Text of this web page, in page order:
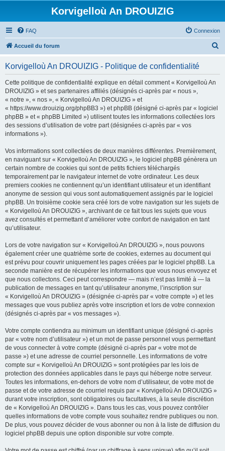
Korvigelloù An DROUIZIG
FAQ Connexion
Accueil du forum
Korvigelloù An DROUIZIG - Politique de confidentialité
Cette politique de confidentialité explique en détail comment « Korvigelloù An
DROUIZIG » et ses partenaires affiliés (désignés ci-après par « nous »,
« notre », « nos », « Korvigelloù An DROUIZIG » et
« https://www.drouizig.org/phpBB3 ») et phpBB (désigné ci-après par « logiciel
phpBB » et « phpBB Limited ») utilisent toutes les informations collectées lors
des sessions d’utilisation de votre part (désignées ci-après par « vos
informations »).
Vos informations sont collectées de deux manières différentes. Premièrement,
en naviguant sur « Korvigelloù An DROUIZIG », le logiciel phpBB génèrera un
certain nombre de cookies qui sont de petits fichiers téléchargés
temporairement par le navigateur internet de votre ordinateur. Les deux
premiers cookies ne contiennent qu’un identifiant utilisateur et un identifiant
anonyme de session qui vous sont automatiquement assignés par le logiciel
phpBB. Un troisième cookie sera créé lors de votre navigation sur les sujets de
« Korvigelloù An DROUIZIG », archivant de ce fait tous les sujets que vous
avez consultés et permettant d’améliorer votre confort de navigation en tant
qu’utilisateur.
Lors de votre navigation sur « Korvigelloù An DROUIZIG », nous pouvons
également créer une quatrième sorte de cookies, externes au document qui
est prévu pour couvrir uniquement les pages créées par le logiciel phpBB. La
seconde manière est de récupérer les informations que vous nous envoyez et
que nous collectons. Ceci peut correspondre — mais n’est pas limité à — la
publication de messages en tant qu’utilisateur anonyme, l’inscription sur
« Korvigelloù An DROUIZIG » (désignée ci-après par « votre compte ») et les
messages que vous publiez après votre inscription et lors de votre connexion
(désignés ci-après par « vos messages »).
Votre compte contiendra au minimum un identifiant unique (désigné ci-après
par « votre nom d’utilisateur ») et un mot de passe personnel vous permettant
de vous connecter à votre compte (désigné ci-après par « votre mot de
passe ») et une adresse de courriel personnelle. Les informations de votre
compte sur « Korvigelloù An DROUIZIG » sont protégées par les lois de
protection des données applicables dans le pays qui héberge notre serveur.
Toutes les informations, en-dehors de votre nom d’utilisateur, de votre mot de
passe et de votre adresse de courriel requis par « Korvigelloù An DROUIZIG »
durant votre inscription, sont obligatoires ou facultatives, à la seule discrétion
de « Korvigelloù An DROUIZIG ». Dans tous les cas, vous pouvez contrôler
quelles informations de votre compte vous souhaitez rendre publiques ou non.
De plus, vous pouvez décider de vous abonner ou non à la liste de diffusion du
logiciel phpBB depuis une option disponible sur votre compte.